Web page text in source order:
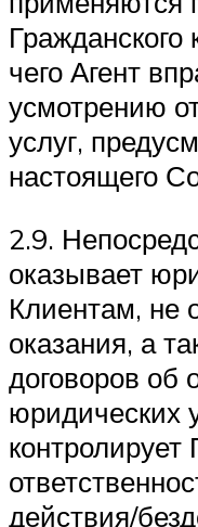
чего Агент
усмотрению
услуг,
настоящего
2.9.
оказывает
Клиентам, не
оказания, а
договоров об
юридических
контролирует
действия/